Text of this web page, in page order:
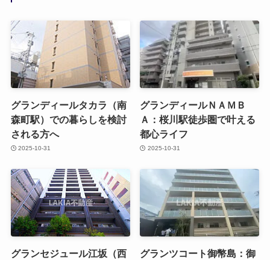
グランディールタカラ（南
森町駅）での暮らしを検討
される方へ
2025-10-31
グランディールＮＡＭＢ
Ａ：桜川駅徒歩圏で叶える
都心ライフ
2025-10-31
グランセジュール江坂（西
グランツコート御幣島：御